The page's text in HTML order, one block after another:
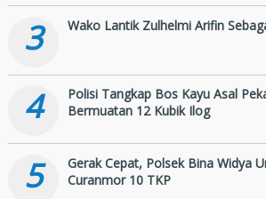
3 Wako Lantik Zulhelmi Arifin
4
Polisi Tangkap Bos Kayu Asal
Bermuatan 12 Kubik Ilog
5
Gerak Cepat, Polsek Bina Widya
Curanmor 10 TKP